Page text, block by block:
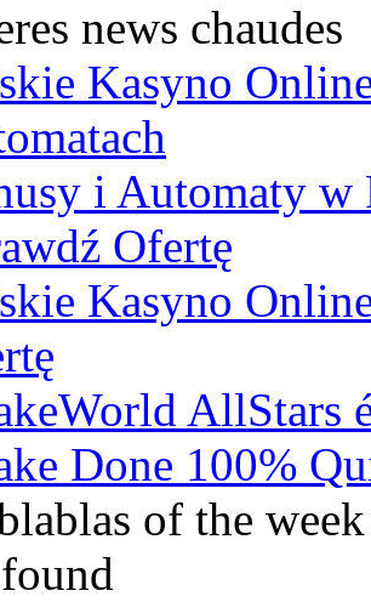
news chaudes
Kasyno
i Automaty w
Ofertę
Kasyno
AllStars
Done 100%
of the week